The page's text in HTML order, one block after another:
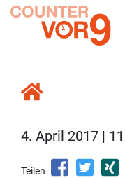
4. April 2017 |
Teilen